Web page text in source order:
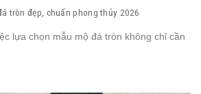
tròn đẹp, chuẩn phong thủy 2026
lựa chọn mẫu mộ đá tròn không chỉ cần